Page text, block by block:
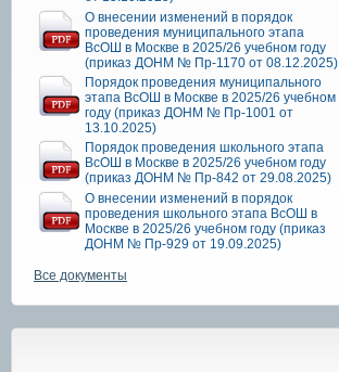
О внесении изменений в порядок
проведения муниципального этапа
ВсОШ в Москве в 2025/26 учебном году
(приказ ДОНМ № Пр-1170 от 08.12.2025)
Порядок проведения муниципального
этапа ВсОШ в Москве в 2025/26 учебном
году (приказ ДОНМ № Пр-1001 от
13.10.2025)
Порядок проведения школьного этапа
ВсОШ в Москве в 2025/26 учебном году
(приказ ДОНМ № Пр-842 от 29.08.2025)
О внесении изменений в порядок
проведения школьного этапа ВсОШ в
Москве в 2025/26 учебном году (приказ
ДОНМ № Пр-929 от 19.09.2025)
Все документы